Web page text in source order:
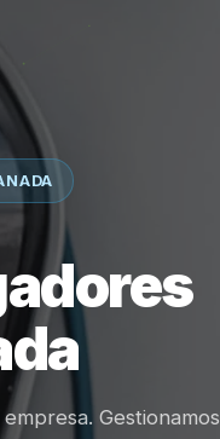
Gestionamos